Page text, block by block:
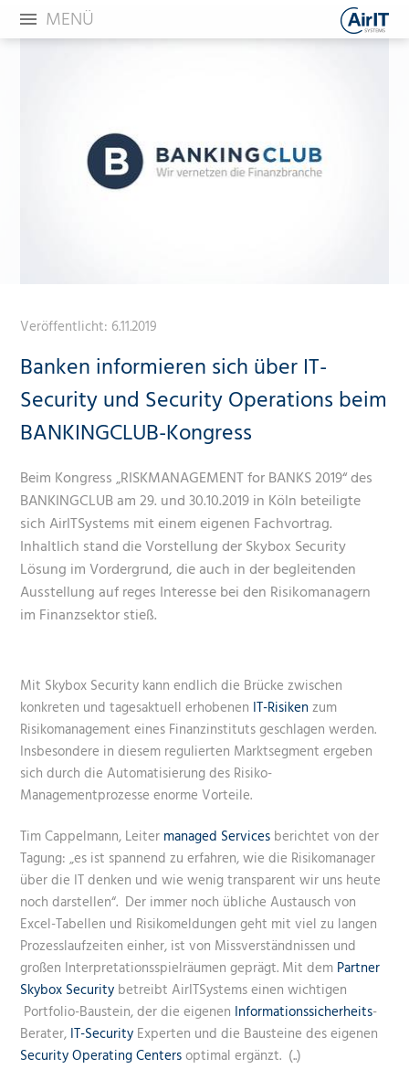
MENÜ
Veröffentlicht: 6.11.2019
Banken informieren sich über IT-
Security und Security Operations beim
BANKINGCLUB-Kongress
Beim Kongress „RISKMANAGEMENT for BANKS 2019“ des
BANKINGCLUB am 29. und 30.10.2019 in Köln beteiligte
sich AirITSystems mit einem eigenen Fachvortrag.
Inhaltlich stand die Vorstellung der Skybox Security
Lösung im Vordergrund, die auch in der begleitenden
Ausstellung auf reges Interesse bei den Risikomanagern
im Finanzsektor stieß.
Mit Skybox Security kann endlich die Brücke zwischen
konkreten und tagesaktuell erhobenen IT-Risikenzum
Risikomanagement eines Finanzinstituts geschlagen werden.
Insbesondere in diesem regulierten Marktsegment ergeben
sich durch die Automatisierung des Risiko-
Managementprozesse enorme Vorteile.
Tim Cappelmann, Leiter managed Services berichtet von der
Tagung: „es ist spannend zu erfahren, wie die Risikomanager
über die IT denken und wie wenig transparent wir uns heute
noch darstellen“. Der immer noch übliche Austausch von
Excel-Tabellen und Risikomeldungen geht mit viel zu langen
Prozesslaufzeiten einher, ist von Missverständnissen und
großen Interpretationsspielräumen geprägt. Mit dem Partner
Skybox Security betreibt AirITSystems einen wichtigen
Portfolio-Baustein, der die eigenen Informationssicherheits-
Berater, IT-Security Experten und die Bausteine des eigenen
Security Operating Centersoptimal ergänzt. (..)